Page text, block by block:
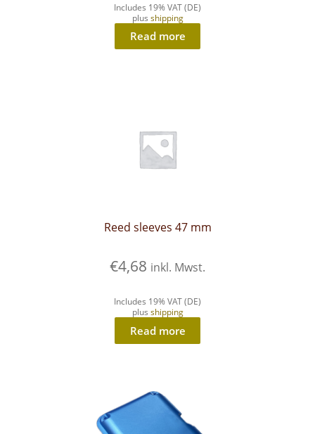
Includes 19% VAT (DE)
plus shipping
Read more
Reed sleeves 47 mm
€4,68 inkl. Mwst.
Includes 19% VAT (DE)
plus shipping
Read more